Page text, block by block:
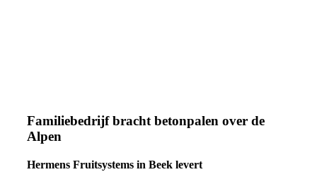
Familiebedrijf bracht betonpalen over de
Alpen
Hermens Fruitsystems in Beek levert